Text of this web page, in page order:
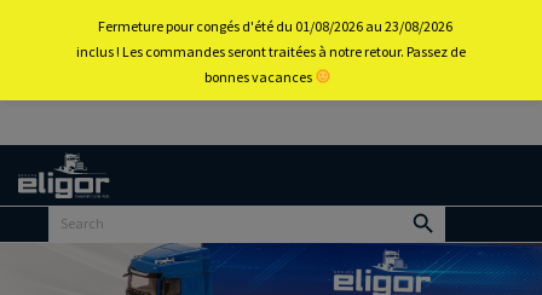
Retour
portail
Fermeture pour congés d'été du 01/08/2026 au 23/08/2026
inclus ! Les commandes seront traitées à notre retour. Passez de
bonnes vacances